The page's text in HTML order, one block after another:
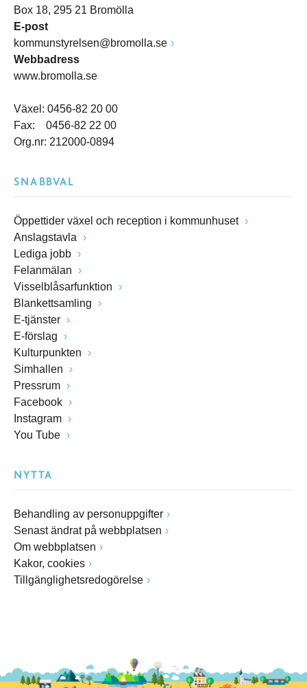
Box 18, 295 21 Bromölla
E-post
kommunstyrelsen@bromolla.se
Webbadress
www.bromolla.se
Växel: 0456-82 20 00
Fax: 0456-82 22 00
Org.nr: 212000-0894
SNABBVAL
Öppettider växel och reception i kommunhuset
Anslagstavla
Lediga jobb
Felanmälan
Visselblåsarfunktion
Blankettsamling
E-tjänster
E-förslag
Kulturpunkten
Simhallen
Pressrum
Facebook
Instagram
You Tube
NYTTA
Behandling av personuppgifter
Senast ändrat på webbplatsen
Om webbplatsen
Kakor, cookies
Tillgänglighetsredogörelse